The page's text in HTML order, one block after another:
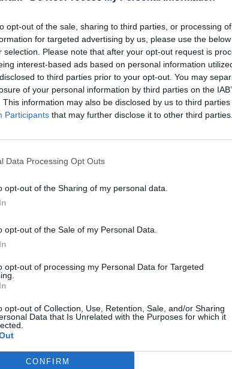
opt-out of the sale, sharing to third parties, or processing
for targeted advertising by us, please use the
selection. Please note that after your opt-out request is
interest-based ads based on personal information
to third parties prior to your opt-out. You may
of your personal information by third parties on the
This information may also be disclosed by us to third
Participants that may further disclose it to other third parties.
Data Processing Opt Outs
opt-out of the Sharing of my personal data.
opt-out of the Sale of my Personal Data.
opt-out of processing my Personal Data for Targeted
opt-out of Collection, Use, Retention, Sale, and/or Sharing
Data that Is Unrelated with the Purposes for which it
CONFIRM
a spád jednání, kdy bude méně času na osobní
nebyla na programu zastupitelstva,“
Ministerstva vnitra ČR a podobná opatření nejsou
diskuze dá kdykoli otevřít a zbavit omezení. Je potřeba si
města. Je to de facto pracovní jednání, na kterém
dlouhým úředním postupem. Nikdo z občanů není
uzavřel starosta.